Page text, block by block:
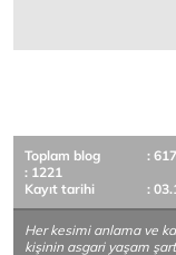
Toplam blog
: 617
: 1221
Kayıt tarihi
:
Her kesimi anlama ve
kişinin asgari yaşam